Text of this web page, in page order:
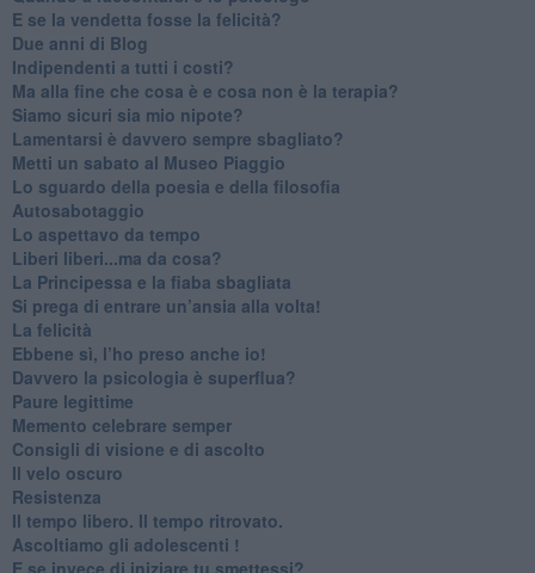
​E se la vendetta fosse la felicità?
​Due anni di Blog
​Indipendenti a tutti i costi?
​Ma alla fine che cosa è e cosa non è la terapia?
​Siamo sicuri sia mio nipote?
​Lamentarsi è davvero sempre sbagliato?
​Metti un sabato al Museo Piaggio
​Lo sguardo della poesia e della filosofia
Autosabotaggio
​Lo aspettavo da tempo
​Liberi liberi...ma da cosa?
​La Principessa e la fiaba sbagliata
Si prega di entrare un’ansia alla volta!
​La felicità
​Ebbene sì, l’ho preso anche io!
​Davvero la psicologia è superflua?
Paure legittime
​Memento celebrare semper
​Consigli di visione e di ascolto
​Il velo oscuro
Resistenza
​Il tempo libero. Il tempo ritrovato.
Ascoltiamo gli adolescenti !
​E se invece di iniziare tu smettessi?